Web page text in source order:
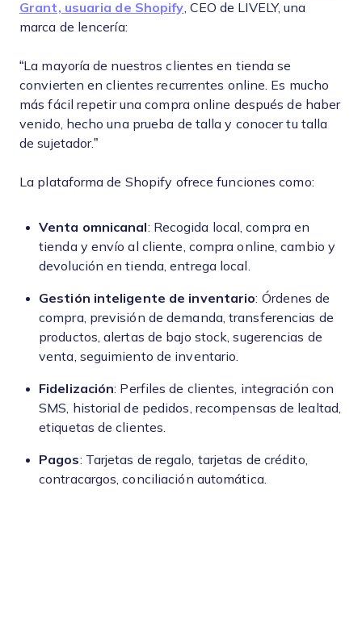
Grant, usuaria de Shopify , CEO de LIVELY, una
marca de lencería:
“La mayoría de nuestros clientes en tienda se
convierten en clientes recurrentes online. Es mucho
más fácil repetir una compra online después de haber
venido, hecho una prueba de talla y conocer tu talla
de sujetador.”
La plataforma de Shopify ofrece funciones como:
Venta omnicanal: Recogida local, compra en
tienda y envío al cliente, compra online, cambio y
devolución en tienda, entrega local.
Gestión inteligente de inventario: Órdenes de
compra, previsión de demanda, transferencias de
productos, alertas de bajo stock, sugerencias de
venta, seguimiento de inventario.
Fidelización: Perfiles de clientes, integración con
SMS, historial de pedidos, recompensas de lealtad,
etiquetas de clientes.
Pagos: Tarjetas de regalo, tarjetas de crédito,
contracargos, conciliación automática.